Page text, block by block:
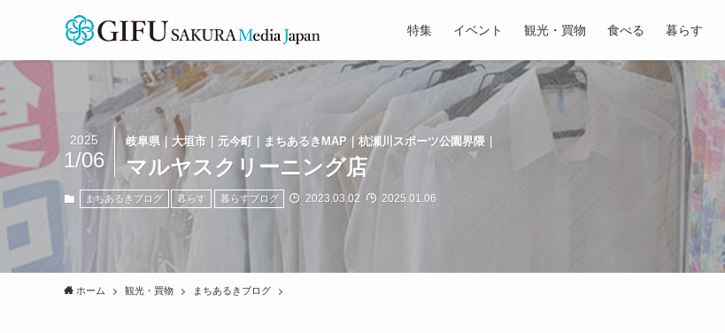
特集 イベント 観光・買物 食べる 暮らす
岐阜県｜大垣市｜元今町｜まちあるきMAP｜杭瀬川スポーツ公園界隈｜
マルヤスクリーニング店
2025
1/06
まちあるきブログ 暮らす 暮らすブログ 2023.03.02 2025.01.06
ホーム 観光・買物 まちあるきブログ